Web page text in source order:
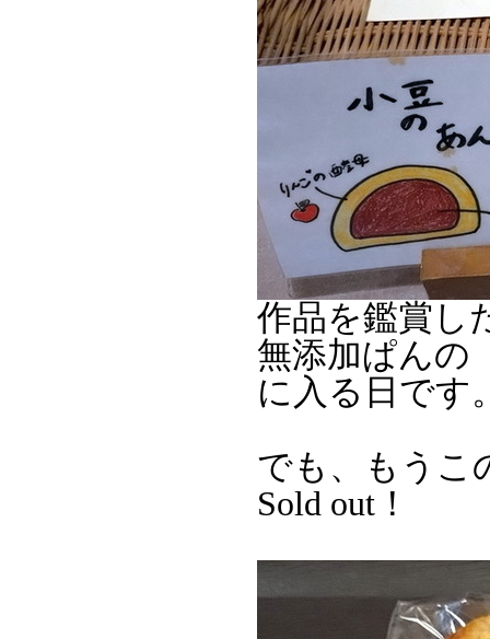
作品を鑑賞し
無添加ぱんの
に入る日です
でも、もうこ
Sold out！